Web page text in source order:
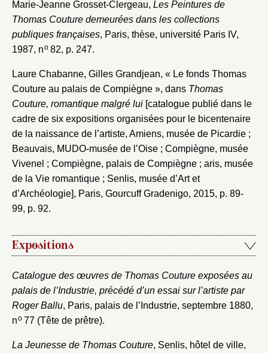
Marie-Jeanne Grosset-Clergeau, Les Peintures de
Thomas Couture demeurées dans les collections
publiques françaises, Paris, thèse, université Paris IV,
1987, no82, p. 247.
Laure Chabanne, Gilles Grandjean, « Le fonds Thomas
Couture au palais de Compiègne », dans Thomas
Couture, romantique malgré lui [catalogue publié dans le
cadre de six expositions organisées pour le bicentenaire
de la naissance de l’artiste, Amiens, musée de Picardie ;
Beauvais, MUDO-musée de l’Oise ; Compiègne, musée
Vivenel ; Compiègne, palais de Compiègne ; aris, musée
de la Vie romantique ; Senlis, musée d’Art et
d’Archéologie], Paris, Gourcuff Gradenigo, 2015, p. 89-
99, p. 92.
Expositions
Catalogue des œuvres de Thomas Couture exposées au
palais de l’Industrie, précédé d’un essai sur l’artiste par
Roger Ballu, Paris, palais de l’Industrie, septembre 1880,
no77 (Tête de prêtre).
La Jeunesse de Thomas Couture, Senlis, hôtel de ville,